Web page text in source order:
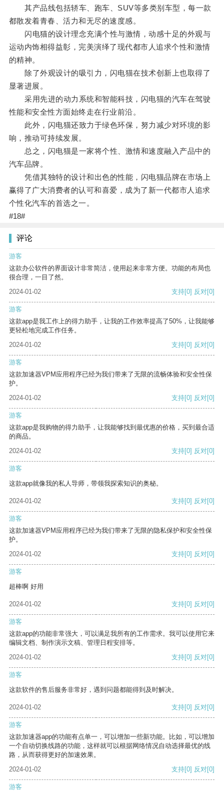
其产品线包括轿车、跑车、SUV等多类别车型，每一款
都散发着青春、活力和无尽的速度感。
闪电猫的设计理念充满个性与激情，动感十足的外观与
运动内饰相得益彰，完美演绎了现代都市人追求个性和激情
的精神。
除了外观设计的吸引力，闪电猫在技术创新上也取得了
显著进展。
采用先进的动力系统和智能科技，闪电猫的汽车在驾驶
性能和安全性方面始终走在行业前沿。
此外，闪电猫还致力于绿色环保，努力减少对环境的影
响，推动可持续发展。
总之，闪电猫是一家将个性、激情和速度融入产品中的
汽车品牌。
凭借其独特的设计和出色的性能，闪电猫品牌在市场上
赢得了广大消费者的认可和喜爱，成为了新一代都市人追求
个性化汽车的首选之一。
#18#
评论
游客
这款办公软件的界面设计非常简洁，使用起来非常方便。功能的布局也
很合理，一目了然。
2024-01-02
支持[0] 反对[0]
游客
这款app是我工作上的得力助手，让我的工作效率提高了50%，让我能够
更轻松地完成工作任务。
2024-01-02
支持[0] 反对[0]
游客
这款加速器VPM应用程序已经为我们带来了无限的流畅体验和安全性保
护。
2024-01-02
支持[0] 反对[0]
游客
这款app是我购物的得力助手，让我能够找到最优惠的价格，买到最合适
的商品。
2024-01-02
支持[0] 反对[0]
游客
这款app就像我的私人导师，带领我探索知识的奥秘。
2024-01-02 支持[0] 反对[0]
游客
这款加速器VPM应用程序已经为我们带来了无限的隐私保护和安全性保
护。
2024-01-02
支持[0] 反对[0]
游客
超棒啊 好用
2024-01-02 支持[0] 反对[0]
游客
这款app的功能非常强大，可以满足我所有的工作需求。我可以使用它来
编辑文档、制作演示文稿、管理日程安排等。
2024-01-02
支持[0] 反对[0]
游客
这款软件的售后服务非常好，遇到问题都能得到及时解决。
2024-01-02 支持[0] 反对[0]
游客
这款加速器app的功能有点单一，可以增加一些新功能。比如，可以增加
一个自动切换线路的功能，这样就可以根据网络情况自动选择最优的线
路，从而获得更好的加速效果。
2024-01-02
支持[0] 反对[0]
游客